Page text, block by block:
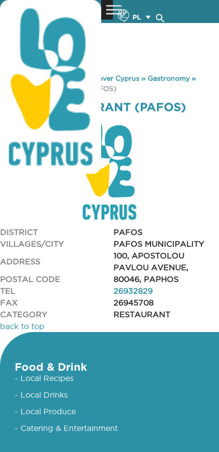
PL
You are here: Home »Discover Cyprus » Gastronomy»
THEO’S RESTAURANT (PAFOS)
THEO’S RESTAURANT (PAFOS)
DISTRICT
PAFOS
VILLAGES/CITY
PAFOS MUNICIPALITY
ADDRESS
100, APOSTOLOU
PAVLOU AVENUE,
POSTAL CODE
80046, PAPHOS
TEL
26932829
FAX
26945708
CATEGORY
RESTAURANT
back to top
Food & Drink
- Local Recipes
- Local Drinks
- Local Produce
- Catering & Entertainment